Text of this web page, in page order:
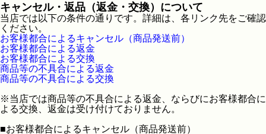
キャンセル・返品（返金・交換）について
当店では以下の条件の通りです。詳細は、各リンク先をご確認
ください。
お客様都合によるキャンセル（商品発送前）
お客様都合による返金
お客様都合による交換
商品等の不具合による返金
商品等の不具合による交換
※当店では商品等の不具合による返金、ならびにお客様都合に
よる交換、返金は受け付けておりません。
■お客様都合によるキャンセル（商品発送前）